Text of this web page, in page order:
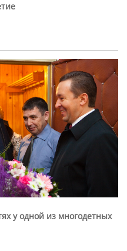
у одной из многодетных